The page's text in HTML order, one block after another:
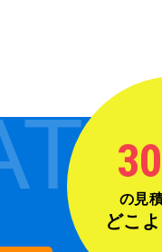
30
の見
どこ